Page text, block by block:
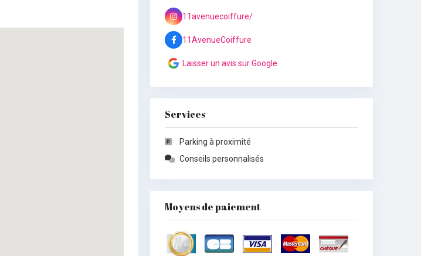
11avenuecoiffure/
11AvenueCoiffure
Laisser un avis sur Google
Services
Parking à proximité
Conseils personnalisés
Moyens de paiement